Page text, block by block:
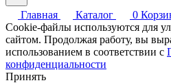
Главная Каталог 0
Cookie-файлы используются для
сайтом. Продолжая работу, вы
использованием в соответствии с
конфиденциальности
Принять